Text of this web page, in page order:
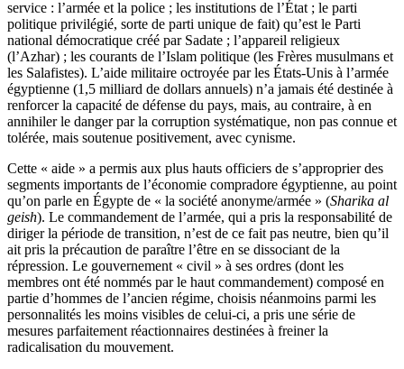
service : l’armée et la police ; les institutions de l’État ; le parti
politique privilégié, sorte de parti unique de fait) qu’est le Parti
national démocratique créé par Sadate ; l’appareil religieux
(l’Azhar) ; les courants de l’Islam politique (les Frères musulmans et
les Salafistes). L’aide militaire octroyée par les États-Unis à l’armée
égyptienne (1,5 milliard de dollars annuels) n’a jamais été destinée à
renforcer la capacité de défense du pays, mais, au contraire, à en
annihiler le danger par la corruption systématique, non pas connue et
tolérée, mais soutenue positivement, avec cynisme.
Cette « aide » a permis aux plus hauts officiers de s’approprier des
segments importants de l’économie compradore égyptienne, au point
qu’on parle en Égypte de « la société anonyme/armée » (Sharika al
geish). Le commandement de l’armée, qui a pris la responsabilité de
diriger la période de transition, n’est de ce fait pas neutre, bien qu’il
ait pris la précaution de paraître l’être en se dissociant de la
répression. Le gouvernement « civil » à ses ordres (dont les
membres ont été nommés par le haut commandement) composé en
partie d’hommes de l’ancien régime, choisis néanmoins parmi les
personnalités les moins visibles de celui-ci, a pris une série de
mesures parfaitement réactionnaires destinées à freiner la
radicalisation du mouvement.